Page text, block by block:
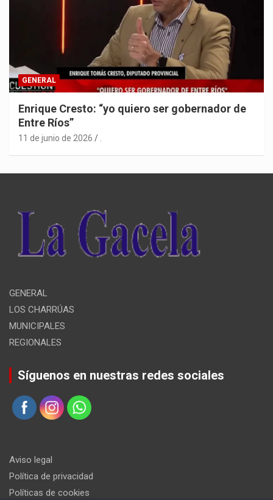
GENERAL
Enrique Cresto: “yo quiero ser gobernador de
Entre Ríos”
11 de junio de 2026
GENERAL
LOS CHARRÚAS
MUNICIPALES
REGIONALES
Síguenos en nuestras redes sociales
Aviso legal
Política de privacidad
Políticas de cookies